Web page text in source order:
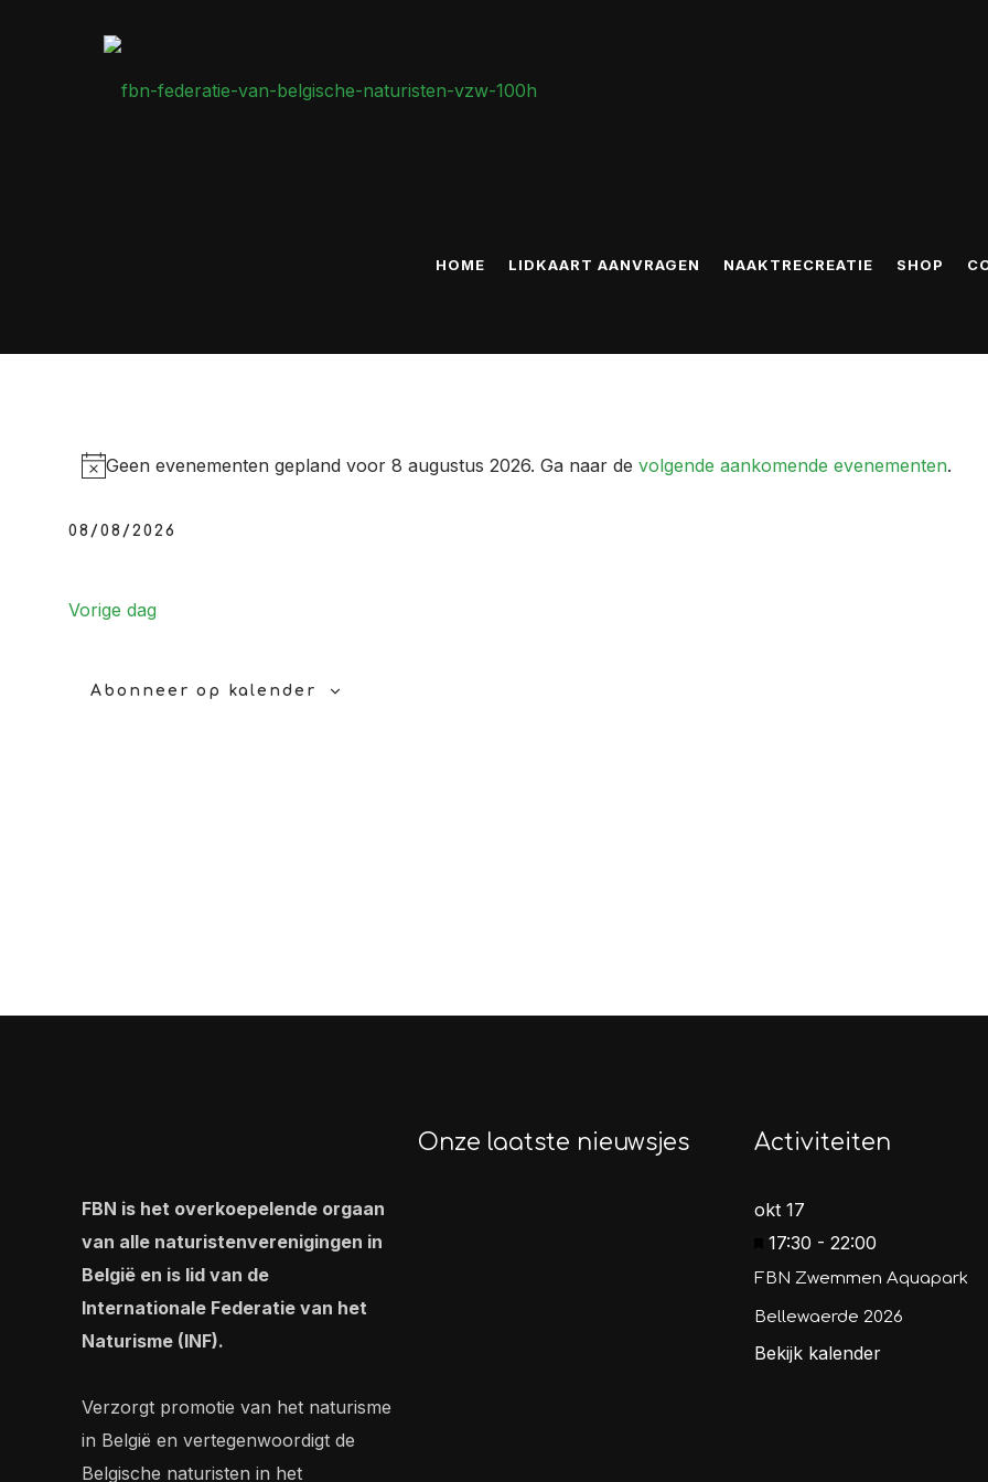
HOME LIDKAART AANVRAGEN NAAKTRECREATIE SHOP
Evenementen
in
8
Bericht
Geen evenementen gepland voor 8 augustus 2026. Ga naar de volgende aankomende evenementen.
08/08/2026
datum.
Vorige dag
Abonneer op kalender
FBN is het overkoepelende orgaan
van alle naturistenverenigingen in
België en is lid van de
Internationale Federatie van het
Naturisme (INF).
Verzorgt promotie van het naturisme
in België en vertegenwoordigt de
Belgische naturisten in het
Onze laatste nieuwsjes Activiteiten
okt 17
Uitgelicht
17:30 - 22:00
FBN Zwemmen Aquapark
Bellewaerde 2026
Bekijk kalender